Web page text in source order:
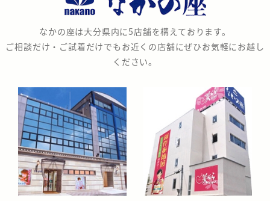
座
なかの座は大分県内に5店舗を構えております。
ご相談だけ・ご試着だけでもお近くの店舗にぜひお気軽にお越し
ください。